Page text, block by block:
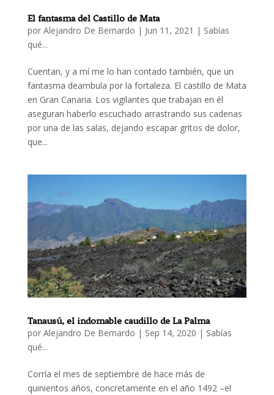
El fantasma del Castillo de Mata
por Alejandro De Bernardo | Jun 11, 2021 | Sabías
qué...
Cuentan, y a mí me lo han contado también, que un
fantasma deambula por la fortaleza. El castillo de Mata
en Gran Canaria. Los vigilantes que trabajan en él
aseguran haberlo escuchado arrastrando sus cadenas
por una de las salas, dejando escapar gritos de dolor,
que...
Tanausú, el indomable caudillo de La Palma
por Alejandro De Bernardo | Sep 14, 2020 | Sabías
qué...
Corría el mes de septiembre de hace más de
quinientos años, concretamente en el año 1492 –el